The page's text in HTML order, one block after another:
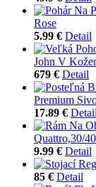
Rose
5.99 € Detail
John V
679 € Detail
Premium
17.89 € Detail
Quattro,30/
9.99 € Detail
85 € Detail